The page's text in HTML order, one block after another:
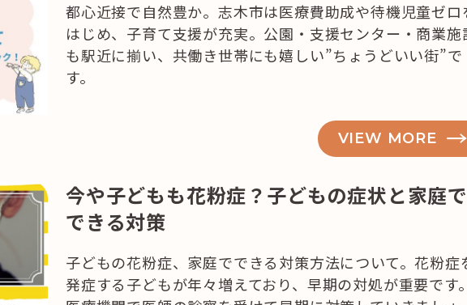
都心近接で自然豊か。志木市は医療費助成や待機児童ゼロ
はじめ、子育て支援が充実。公園・支援センター・商業施
も駅近に揃い、共働き世帯にも嬉しい”ちょうどいい街”で
す。
VIEW MORE
今や子どもも花粉症？子どもの症状と家庭で
できる対策
子どもの花粉症、家庭でできる対策方法について。花粉症
発症する子どもが年々増えており、早期の対処が重要です。